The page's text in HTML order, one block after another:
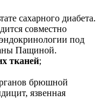
сахарного диабета.
совместно
под
Пащиной.
тканей;
брюшной
язвенная